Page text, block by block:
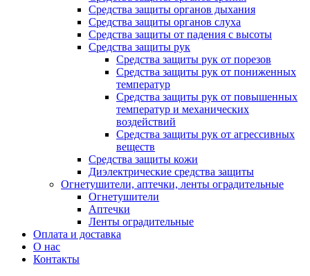
Средства защиты органов дыхания
Средства защиты органов слуха
Средства защиты от падения с высоты
Средства защиты рук
Средства защиты рук от порезов
Средства защиты рук от пониженных
температур
Средства защиты рук от повышенных
температур и механических
воздействий
Средства защиты рук от агрессивных
веществ
Средства защиты кожи
Диэлектрические средства защиты
Огнетушители, аптечки, ленты оградительные
Огнетушители
Аптечки
Ленты оградительные
Оплата и доставка
О нас
Контакты